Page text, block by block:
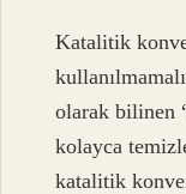
Katalitik
olarak bilinen
kolayca
katalitik